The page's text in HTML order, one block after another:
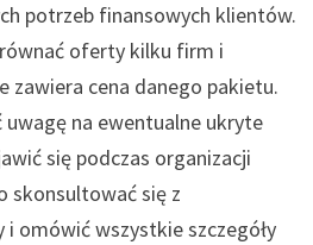
potrzeb finansowych klientów.
oferty kilku firm i
zawiera cena danego pakietu.
uwagę na ewentualne ukryte
się podczas organizacji
skonsultować się z
omówić wszystkie szczegóły